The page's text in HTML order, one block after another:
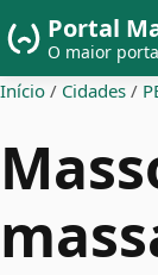
Portal
O maior
Início / Cidades /